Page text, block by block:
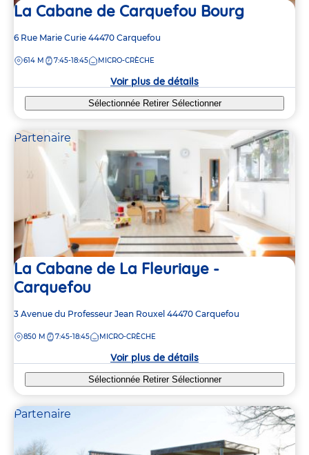
La Cabane de Carquefou Bourg
Adresse
la
6 Rue Marie Curie 44470 Carquefou
DISTANCE
614 M 7:45-18:45 MICRO-CRÈCHE
Voir plus de détails
Sélectionnée Retirer Sélectionner
Partenaire
La Cabane de La Fleuriaye -
Carquefou
Adresse
la
3 Avenue du Professeur Jean Rouxel 44470 Carquefou
DISTANCE
850 M 7:45-18:45 MICRO-CRÈCHE
Voir plus de détails
Sélectionnée Retirer Sélectionner
Partenaire